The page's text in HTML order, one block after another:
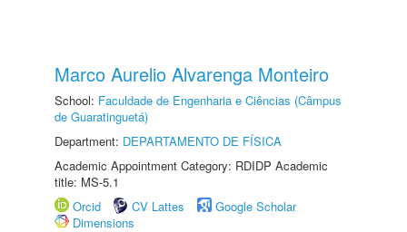
Marco Aurelio Alvarenga Monteiro
School: Faculdade de Engenharia e Ciências (Câmpus
de Guaratinguetá)
Department: DEPARTAMENTO DE FÍSICA
Academic Appointment Category: RDIDP Academic
title: MS-5.1
Orcid
CV Lattes
Google Scholar
Dimensions